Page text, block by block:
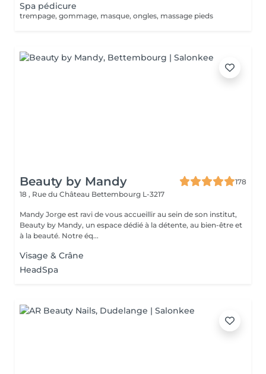
Spa pédicure
trempage, gommage, masque, ongles, massage pieds
Beauty by Mandy
178
18 , Rue du Château Bettembourg L-3217
Mandy Jorge est ravi de vous accueillir au sein de son institut,
Beauty by Mandy, un espace dédié à la détente, au bien-être et
à la beauté. Notre éq...
Visage & Crâne
HeadSpa